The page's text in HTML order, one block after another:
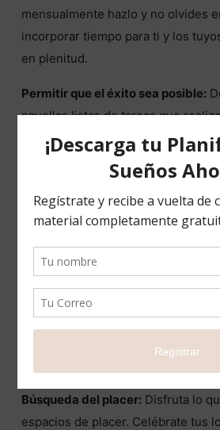
mensualmente hazlo y no olvides
incorporar tiempo para ti y los
en plenitud.
Permitir que el éxito sea posible:
aquellas listas de tareas que
CONTRATOShacia el éxito que
contrario si los inclumples no
flexible y aprende de los
Práctica, práctica, práctica y mucha
ejercita tu mente.
Inversión del capital
apalancamiento. Invierte en ti, en
Búsqueda del placer: Disfruta lo
espacios de placer. Celébrate tus